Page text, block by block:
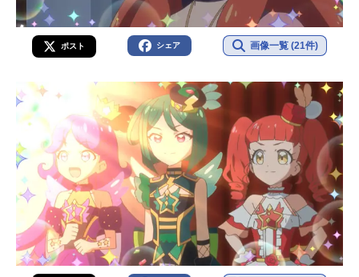
ポスト シェア 画像一覧 (21件)